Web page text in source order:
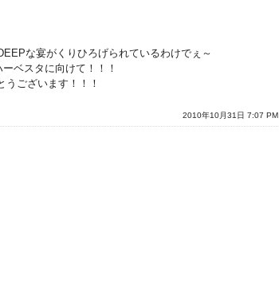
な宴がくりひろげられているわけでぇ～
ベスタに向けて！！！
うございます！！！
2010年10月31日 7:07 PM